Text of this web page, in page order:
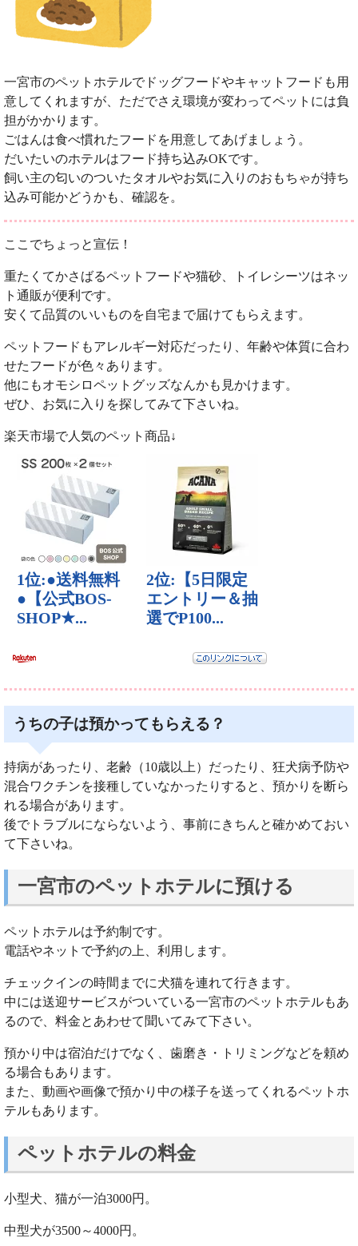
一宮市のペットホテルでドッグフードやキャットフードも用
意してくれますが、ただでさえ環境が変わってペットには負
担がかかります。
ごはんは食べ慣れたフードを用意してあげましょう。
だいたいのホテルはフード持ち込みOKです。
飼い主の匂いのついたタオルやお気に入りのおもちゃが持ち
込み可能かどうかも、確認を。
ここでちょっと宣伝！
重たくてかさばるペットフードや猫砂、トイレシーツはネッ
ト通販が便利です。
安くて品質のいいものを自宅まで届けてもらえます。
ペットフードもアレルギー対応だったり、年齢や体質に合わ
せたフードが色々あります。
他にもオモシロペットグッズなんかも見かけます。
ぜひ、お気に入りを探してみて下さいね。
楽天市場で人気のペット商品↓
うちの子は預かってもらえる？
持病があったり、老齢（10歳以上）だったり、狂犬病予防や
混合ワクチンを接種していなかったりすると、預かりを断ら
れる場合があります。
後でトラブルにならないよう、事前にきちんと確かめておい
て下さいね。
一宮市のペットホテルに預ける
ペットホテルは予約制です。
電話やネットで予約の上、利用します。
チェックインの時間までに犬猫を連れて行きます。
中には送迎サービスがついている一宮市のペットホテルもあ
るので、料金とあわせて聞いてみて下さい。
預かり中は宿泊だけでなく、歯磨き・トリミングなどを頼め
る場合もあります。
また、動画や画像で預かり中の様子を送ってくれるペットホ
テルもあります。
ペットホテルの料金
小型犬、猫が一泊3000円。
中型犬が3500～4000円。